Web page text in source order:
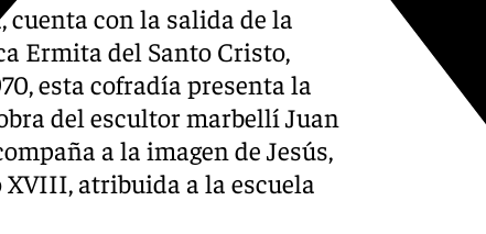
cuenta con la salida de la
Ermita del Santo Cristo,
esta cofradía presenta la
del escultor marbellí Juan
a la imagen de Jesús,
XVIII, atribuida a la escuela